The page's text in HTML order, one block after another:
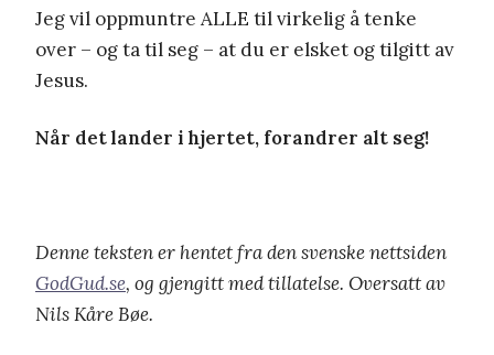
Jeg vil oppmuntre ALLE til virkelig å tenke
over – og ta til seg – at du er elsket og tilgitt av
Jesus.
Når det lander i hjertet, forandrer alt seg!
Denne teksten er hentet fra den svenske nettsiden
GodGud.se, og gjengitt med tillatelse. Oversatt av
Nils Kåre Bøe.